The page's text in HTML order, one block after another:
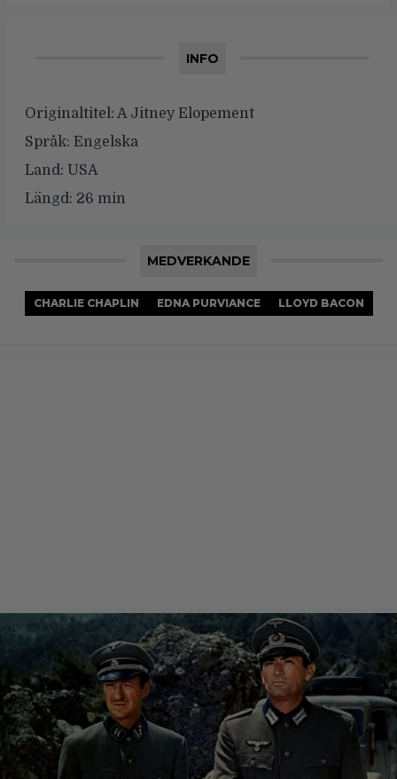
INFO
Originaltitel: A Jitney Elopement
Språk: Engelska
Land: USA
Längd: 26 min
MEDVERKANDE
CHARLIE CHAPLIN EDNA PURVIANCE LLOYD BACON